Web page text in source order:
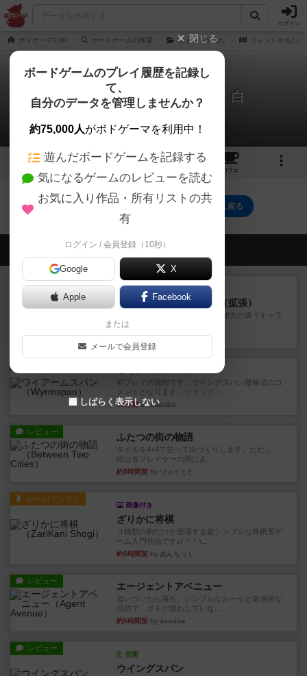
ログイン
ボドゲーマTOP ボードゲームの検索 フォントかるた フォントかるた
フォントかるた拡張パック 白
0件の動画
2
カフェ
フォントかるた拡張パック 白のトップに戻る
会員の新しい投稿
レビュー
クランク! ：冒険者たち（拡張）
クランク！のプレイヤーごとに能力の違うキャラ
クターを使用できるようにな...
12分前by ぽっぽーくるっぽー
初プレイの感想です。ウイングスパン履修済のコ
メントとなります。ウイング...
39分前by daisdice
レビュー ふたつの街の物語
タイルを4×4で並べて街づくりします。ただし、
街は各プレイヤーの間にあ...
約5時間前 by ジェイとと
ルール/インスト
画像付き
ざりかに将棋
３種類の駒だけが登場する超シンプルな将棋系ゲ
ーム入門作品です♪(＾＾)...
約5時間前 by あんちっく
レビュー エージェントアベニュー
追いついたら勝ち。シンプルなルールと直感的な
目的で、ボドゲ慣れしていな...
約5時間前 by daisdice
レビュー
充実
ウイングスパン
閉じる
ボードゲームのプレイ履歴を記録し
て、
自分のデータを管理しませんか？
約75,000人がボドゲーマを利用中！
遊んだボードゲームを記録する
気になるゲームのレビューを読む
お気に入り作品・所有リストの共
有
ログイン / 会員登録（10秒）
Google X
Apple Facebook
または
メールで会員登録
しばらく表示しない